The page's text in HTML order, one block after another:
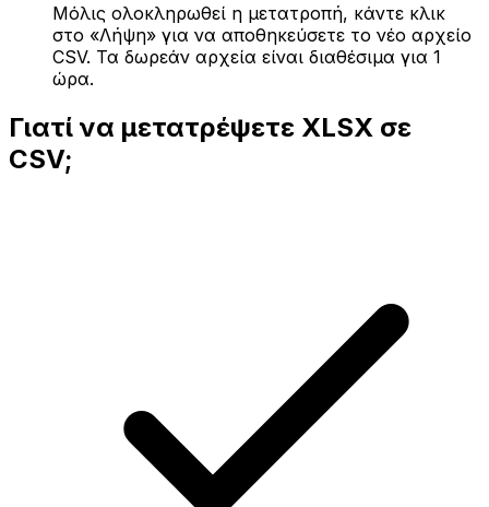
Μόλις ολοκληρωθεί η μετατροπή, κάντε κλικ
στο «Λήψη» για να αποθηκεύσετε το νέο αρχείο
CSV. Τα δωρεάν αρχεία είναι διαθέσιμα για 1
ώρα.
Γιατί να μετατρέψετε XLSX σε
CSV;